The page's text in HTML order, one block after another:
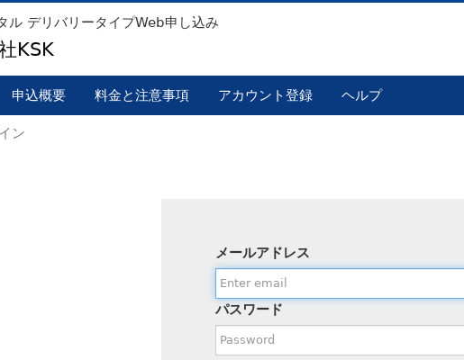
ル デリバリータイプWeb申し込み
KSK
申込概要 料金と注意事項 アカウント登録 ヘルプ
ン
メールアドレス
パスワード